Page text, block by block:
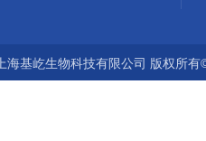
上海基屹生物科技有限公司 版权所